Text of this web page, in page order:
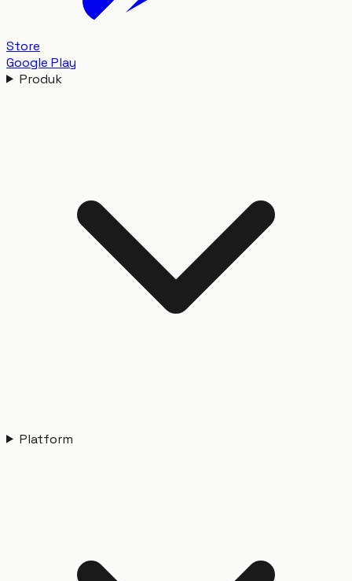
Store
Google Play
Produk
Platform